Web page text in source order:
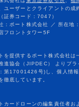
カードローンの編集責任者お